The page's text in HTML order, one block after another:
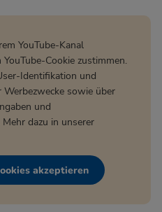
YouTube-Kanal
Cookie zustimmen.
Identifikation und
sowie über
und
dazu in unserer
akzeptieren